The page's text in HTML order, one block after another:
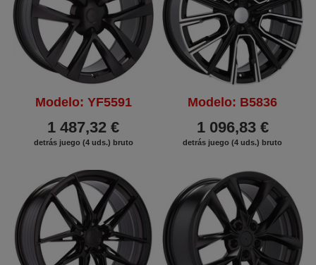
Modelo: YF5591
1 487,32 €
detrás juego (4 uds.) bruto
Modelo: B5836
1 096,83 €
detrás juego (4 uds.) bruto